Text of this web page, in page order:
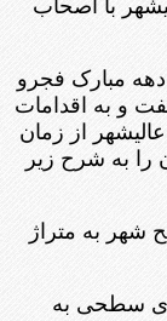
با اصحاب
دهه مبارک فجرو
و به اقدامات
از زمان
را به شرح زیر
شهر به متراژ
سطحی به